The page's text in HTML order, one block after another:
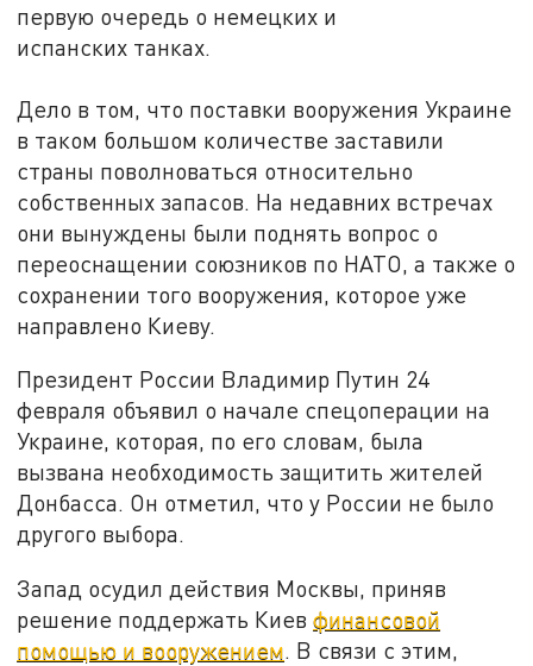
первую очередь о немецких и
испанских танках.
Дело в том, что поставки вооружения Украине
в таком большом количестве заставили
страны поволноваться относительно
собственных запасов. На недавних встречах
они вынуждены были поднять вопрос о
переоснащении союзников по НАТО, а также о
сохранении того вооружения, которое уже
направлено Киеву.
Президент России Владимир Путин 24
февраля объявил о начале спецоперации на
Украине, которая, по его словам, была
вызвана необходимость защитить жителей
Донбасса. Он отметил, что у России не было
другого выбора.
Запад осудил действия Москвы, приняв
решение поддержать Киевфинансовой
помощью и вооружением. В связи с этим,